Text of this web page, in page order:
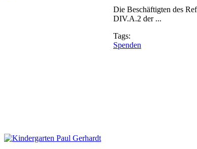
Die Beschäftigten des
DIV.A.2 der ...
Tags:
Spenden